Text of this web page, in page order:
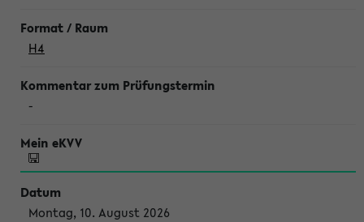
H4
-
Montag, 10. August 2026